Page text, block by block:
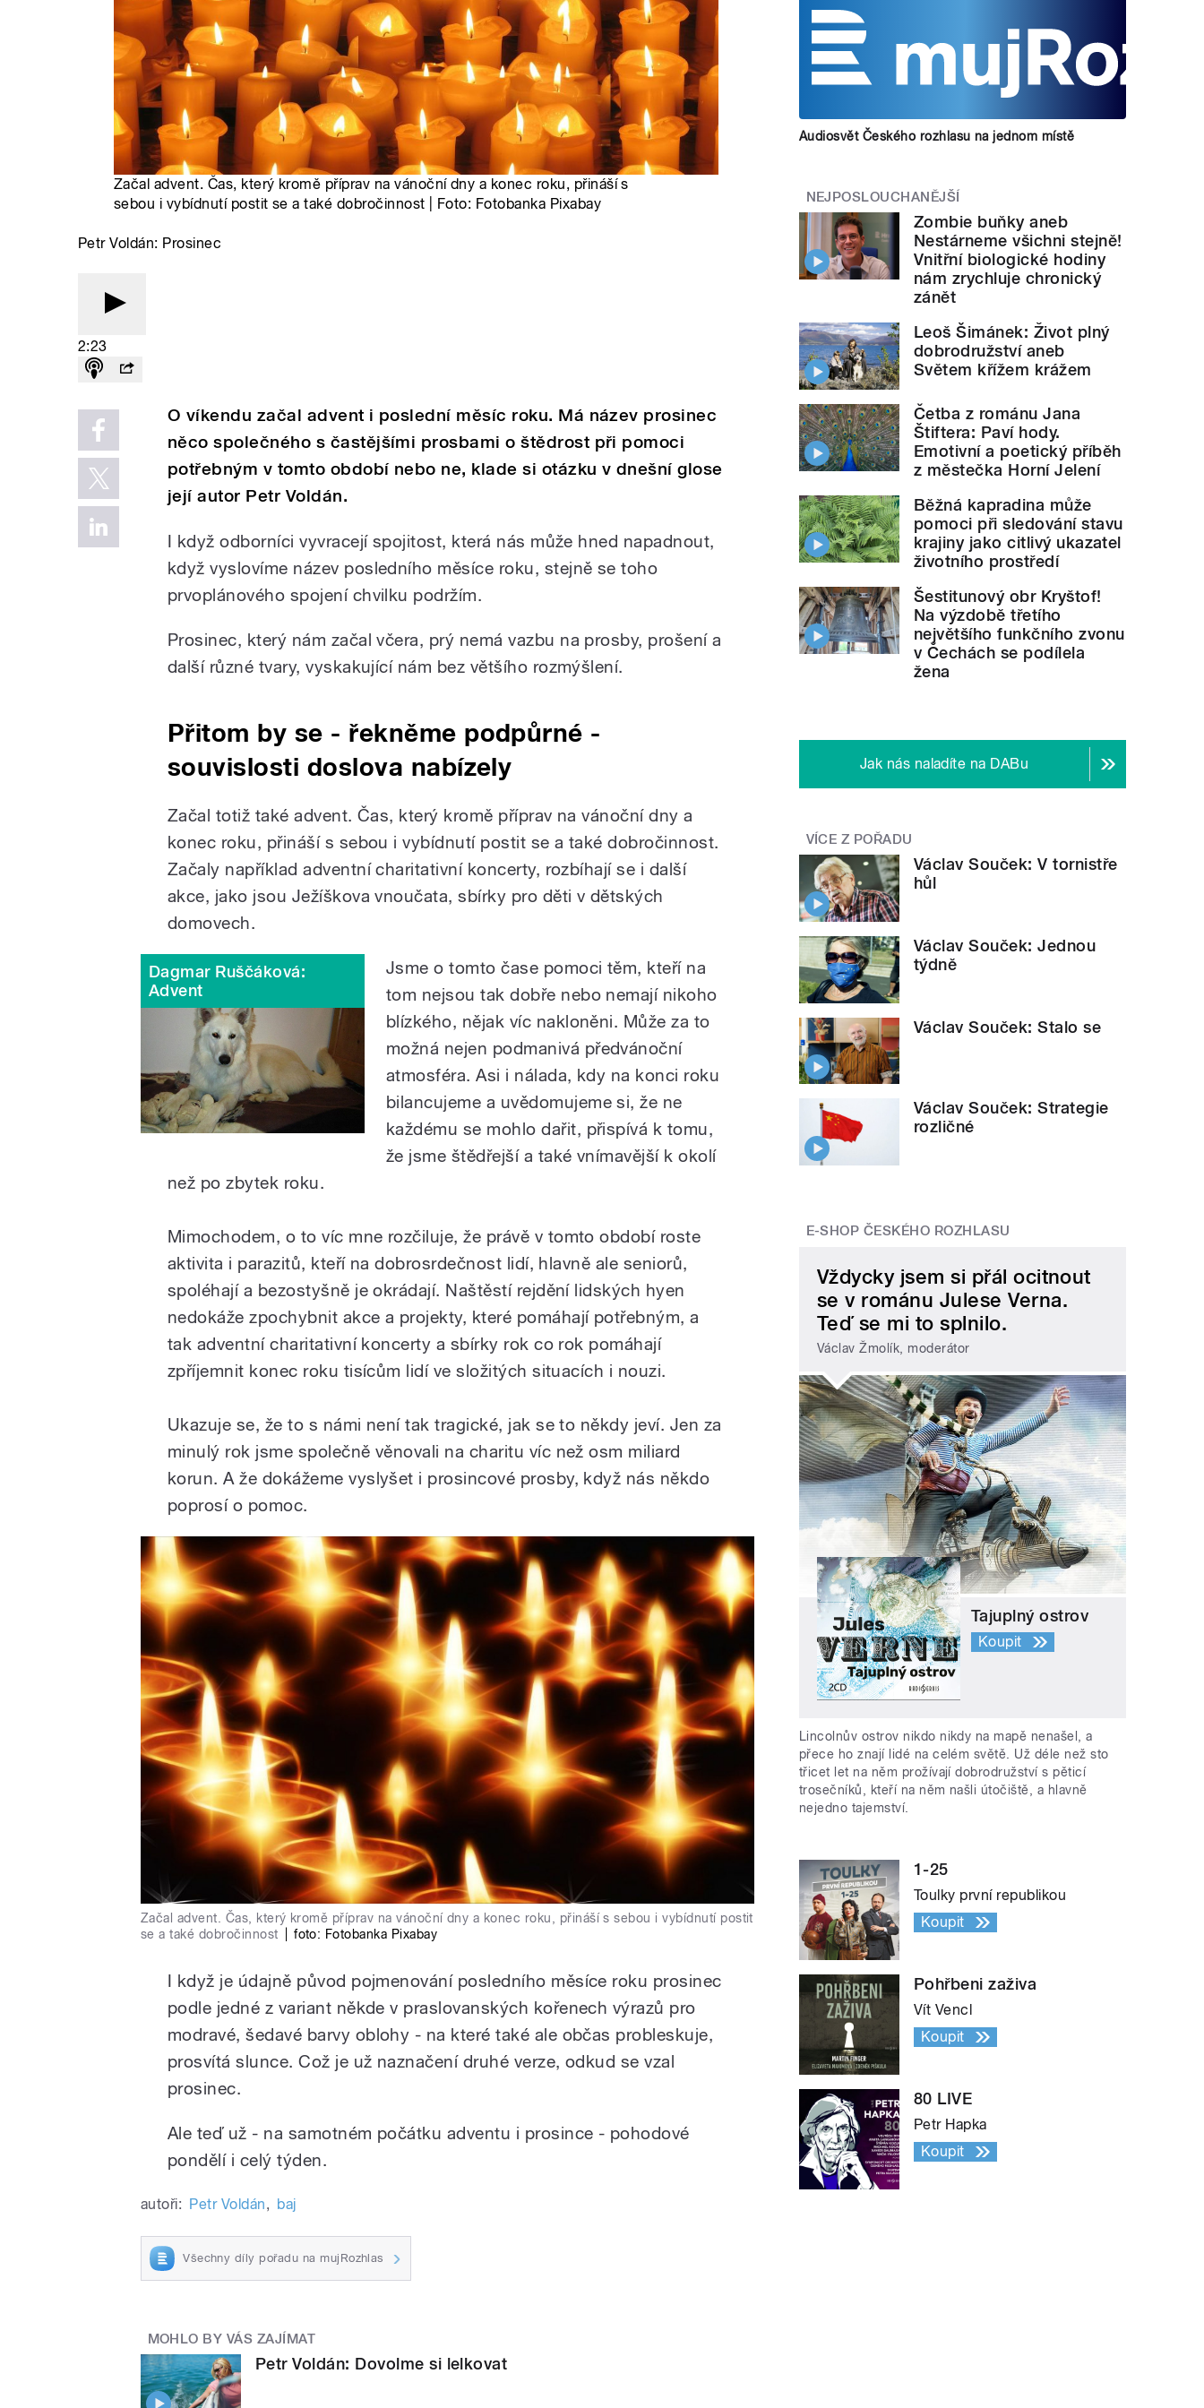
Začal advent. Čas, který kromě příprav na vánoční dny a konec roku, přináší s
sebou i vybídnutí postit se a také dobročinnost | Foto: Fotobanka Pixabay
Petr Voldán: Prosinec
2:23
O víkendu začal advent i poslední měsíc roku. Má název prosinec
něco společného s častějšími prosbami o štědrost při pomoci
potřebným v tomto období nebo ne, klade si otázku v dnešní glose
její autor Petr Voldán.
I když odborníci vyvracejí spojitost, která nás může hned napadnout,
když vyslovíme název posledního měsíce roku, stejně se toho
prvoplánového spojení chvilku podržím.
Prosinec, který nám začal včera, prý nemá vazbu na prosby, prošení a
další různé tvary, vyskakující nám bez většího rozmýšlení.
Přitom by se - řekněme podpůrné -
souvislosti doslova nabízely
Začal totiž také advent. Čas, který kromě příprav na vánoční dny a
konec roku, přináší s sebou i vybídnutí postit se a také dobročinnost.
Začaly například adventní charitativní koncerty, rozbíhají se i další
akce, jako jsou Ježíškova vnoučata, sbírky pro děti v dětských
domovech.
Dagmar Ruščáková:
Advent
Jsme o tomto čase pomoci těm, kteří na
tom nejsou tak dobře nebo nemají nikoho
blízkého, nějak víc nakloněni. Může za to
možná nejen podmanivá předvánoční
atmosféra. Asi i nálada, kdy na konci roku
bilancujeme a uvědomujeme si, že ne
každému se mohlo dařit, přispívá k tomu,
že jsme štědřejší a také vnímavější k okolí
než po zbytek roku.
Mimochodem, o to víc mne rozčiluje, že právě v tomto období roste
aktivita i parazitů, kteří na dobrosrdečnost lidí, hlavně ale seniorů,
spoléhají a bezostyšně je okrádají. Naštěstí rejdění lidských hyen
nedokáže zpochybnit akce a projekty, které pomáhají potřebným, a
tak adventní charitativní koncerty a sbírky rok co rok pomáhají
zpříjemnit konec roku tisícům lidí ve složitých situacích i nouzi.
Ukazuje se, že to s námi není tak tragické, jak se to někdy jeví. Jen za
minulý rok jsme společně věnovali na charitu víc než osm miliard
korun. A že dokážeme vyslyšet i prosincové prosby, když nás někdo
poprosí o pomoc.
Začal advent. Čas, který kromě příprav na vánoční dny a konec roku, přináší s sebou i vybídnutí postit
se a také dobročinnost
foto: Fotobanka Pixabay
I když je údajně původ pojmenování posledního měsíce roku prosinec
podle jedné z variant někde v praslovanských kořenech výrazů pro
modravé, šedavé barvy oblohy - na které také ale občas probleskuje,
prosvítá slunce. Což je už naznačení druhé verze, odkud se vzal
prosinec.
Ale teď už - na samotném počátku adventu i prosince - pohodové
pondělí i celý týden.
autoři: Petr Voldán, baj
Všechny díly pořadu na mujRozhlas
MOHLO BY VÁS ZAJÍMAT
Petr Voldán: Dovolme si lelkovat
Audiosvět Českého rozhlasu na jednom místě
NEJPOSLOUCHANĚJŠÍ
Zombie buňky aneb
Nestárneme všichni stejně!
Vnitřní biologické hodiny
nám zrychluje chronický
zánět
Leoš Šimánek: Život plný
dobrodružství aneb
Světem křížem krážem
Četba z románu Jana
Štiftera: Paví hody.
Emotivní a poetický příběh
z městečka Horní Jelení
Běžná kapradina může
pomoci při sledování stavu
krajiny jako citlivý ukazatel
životního prostředí
Šestitunový obr Kryštof!
Na výzdobě třetího
největšího funkčního zvonu
v Čechách se podílela
žena
Jak nás naladíte na DABu
VÍCE Z POŘADU
Václav Souček: V tornistře
hůl
Václav Souček: Jednou
týdně
Václav Souček: Stalo se
Václav Souček: Strategie
rozličné
E-SHOP ČESKÉHO ROZHLASU
Vždycky jsem si přál ocitnout
se v románu Julese Verna.
Teď se mi to splnilo.
Václav Žmolík, moderátor
Tajuplný ostrov
Koupit
Lincolnův ostrov nikdo nikdy na mapě nenašel, a
přece ho znají lidé na celém světě. Už déle než sto
třicet let na něm prožívají dobrodružství s pěticí
trosečníků, kteří na něm našli útočiště, a hlavně
nejedno tajemství.
1-25
Toulky první republikou
Koupit
Pohřbeni zaživa
Vít Vencl
Koupit
80 LIVE
Petr Hapka
Koupit